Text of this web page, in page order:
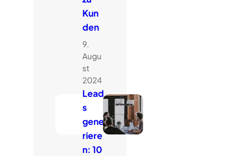
Kun
den
9.
Augu
st
2024
Lead
s
gene
riere
n: 10